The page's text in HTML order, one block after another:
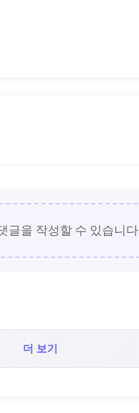
글을 작성할 수 있습니다
더 보기